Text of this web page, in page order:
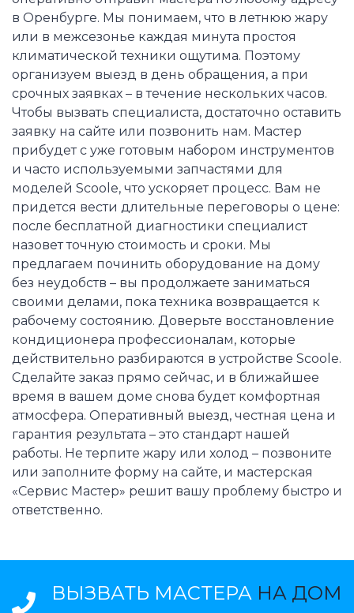
в Оренбурге. Мы понимаем, что в летнюю жару
или в межсезонье каждая минута простоя
климатической техники ощутима. Поэтому
организуем выезд в день обращения, а при
срочных заявках – в течение нескольких часов.
Чтобы вызвать специалиста, достаточно оставить
заявку на сайте или позвонить нам. Мастер
прибудет с уже готовым набором инструментов
и часто используемыми запчастями для
моделей Scoole, что ускоряет процесс. Вам не
придется вести длительные переговоры о цене:
после бесплатной диагностики специалист
назовет точную стоимость и сроки. Мы
предлагаем починить оборудование на дому
без неудобств – вы продолжаете заниматься
своими делами, пока техника возвращается к
рабочему состоянию. Доверьте восстановление
кондиционера профессионалам, которые
действительно разбираются в устройстве Scoole.
Сделайте заказ прямо сейчас, и в ближайшее
время в вашем доме снова будет комфортная
атмосфера. Оперативный выезд, честная цена и
гарантия результата – это стандарт нашей
работы. Не терпите жару или холод – позвоните
или заполните форму на сайте, и мастерская
«Сервис Мастер» решит вашу проблему быстро и
ответственно.
ВЫЗВАТЬ МАСТЕРА НА ДОМ